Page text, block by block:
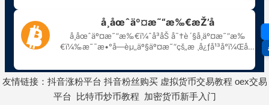
友情链接： 抖音涨粉平台 抖音粉丝购买 虚拟货币交易教程 oex交易
平台
比特币炒币教程 加密货币新手入门